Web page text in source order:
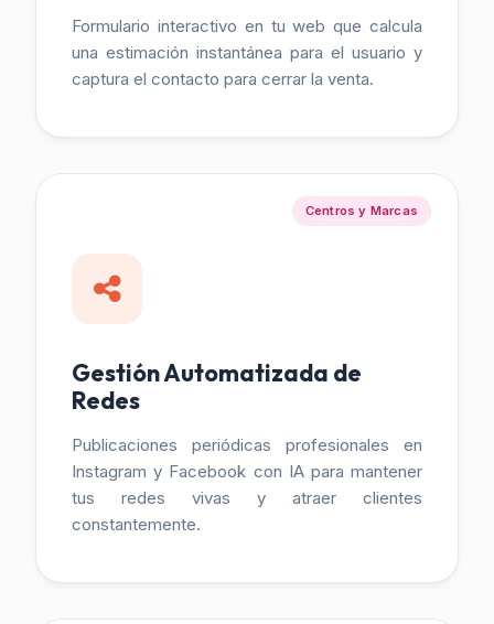
Formulario interactivo en tu web que calcula
una estimación instantánea para el usuario y
captura el contacto para cerrar la venta.
Centros y Marcas
Gestión Automatizada de
Redes
Publicaciones periódicas profesionales en
Instagram y Facebook con IA para mantener
tus redes vivas y atraer clientes
constantemente.